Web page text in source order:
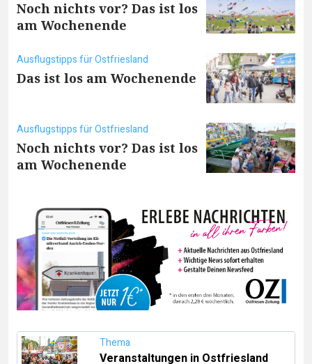
Noch nichts vor? Das ist los
am Wochenende
Ausflugstipps für Ostfriesland
Das ist los am Wochenende
Ausflugstipps für Ostfriesland
Noch nichts vor? Das ist los
am Wochenende
Thema
Veranstaltungen in Ostfriesland